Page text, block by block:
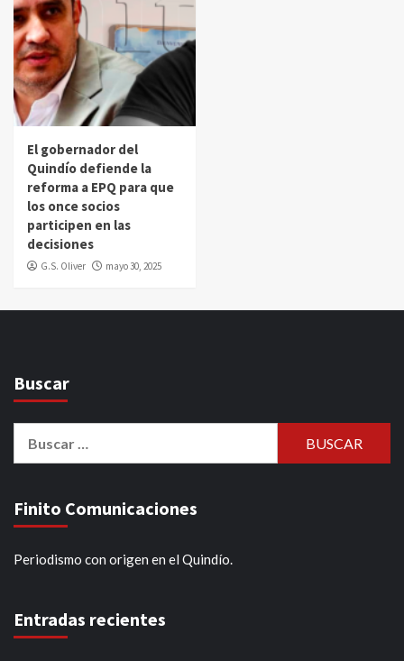
El gobernador del
Quindío defiende la
reforma a EPQ para que
los once socios
participen en las
decisiones
G.S. Oliver mayo 30, 2025
Buscar
Finito Comunicaciones
Periodismo con origen en el Quindío.
Entradas recientes